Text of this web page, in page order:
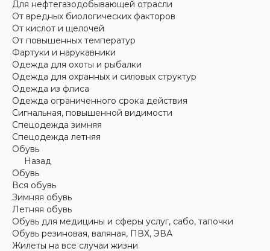
Для нефтегазодобывающей отрасли
От вредных биологических факторов
От кислот и щелочей
От повышенных температур
Фартуки и нарукавники
Одежда для охоты и рыбалки
Одежда для охранных и силовых структур
Одежда из флиса
Одежда ограниченного срока действия
Сигнальная, повышенной видимости
Спецодежда зимняя
Спецодежда летняя
Обувь
Назад
Обувь
Вся обувь
Зимняя обувь
Летняя обувь
Обувь для медицины и сферы услуг, сабо, тапочки
Обувь резиновая, валяная, ПВХ, ЭВА
Жилеты на все случаи жизни